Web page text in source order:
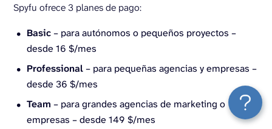
Spyfu ofrece 3 planes de pago:
Basic– para autónomos o pequeños proyectos –
desde 16 $/mes
Professional– para pequeñas agencias y empresas –
desde 36 $/mes
Team – para grandes agencias de marketing o
empresas – desde 149 $/mes